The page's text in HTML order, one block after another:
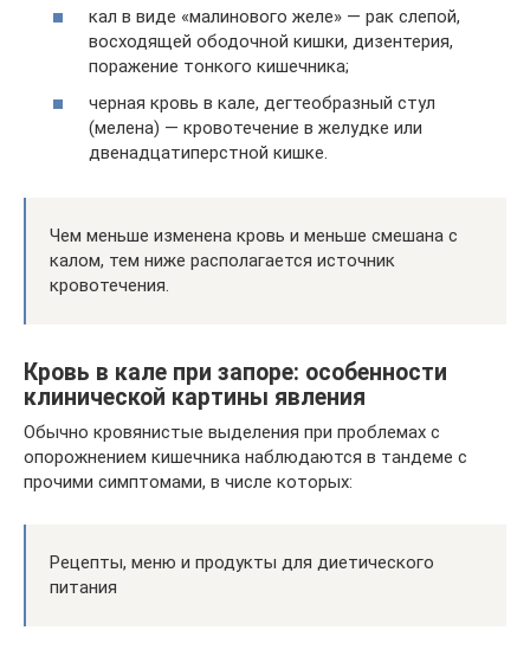
кал в виде «малинового желе» — рак слепой,
восходящей ободочной кишки, дизентерия,
поражение тонкого кишечника;
черная кровь в кале, дегтеобразный стул
(мелена) — кровотечение в желудке или
двенадцатиперстной кишке.
Чем меньше изменена кровь и меньше смешана с
калом, тем ниже располагается источник
кровотечения.
Кровь в кале при запоре: особенности
клинической картины явления
Обычно кровянистые выделения при проблемах с
опорожнением кишечника наблюдаются в тандеме с
прочими симптомами, в числе которых:
Рецепты, меню и продукты для диетического
питания